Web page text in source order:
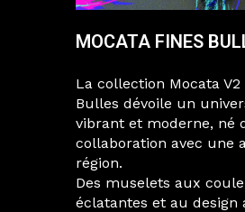
MOCATA FINES
La collection Mocata V2
Bulles dévoile un
vibrant et moderne, né
collaboration avec une
région.
Des muselets aux
éclatantes et au design